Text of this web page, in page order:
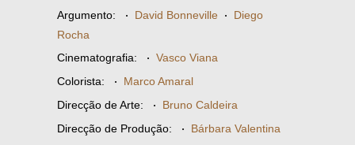
Argumento: · David Bonneville · Diego
Rocha
Cinematografia: · Vasco Viana
Colorista: · Marco Amaral
Direcção de Arte: · Bruno Caldeira
Direcção de Produção: · Bárbara Valentina